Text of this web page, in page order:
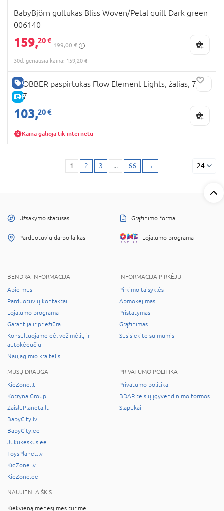
BabyBjörn gultukas Bliss Woven/Petal quilt Dark green
006140
159,20 €
199,00 €
30d. geriausia kaina: 159,20 €
GERA KAINA
E-KAINA
GLOBBER paspirtukas Flow Element Lights, žalias, 721-
307
103,20 €
Kaina galioja tik internetu
1 2 3 ... 66 → 24
Užsakymo statusas Grąžinimo forma
Parduotuvių darbo laikas Lojalumo programa
BENDRA INFORMACIJA
Apie mus
Parduotuvių kontaktai
Lojalumo programa
Garantija ir priežiūra
Konsultuojame dėl vežimėlių ir
autokėdučių
Naujagimio kraitelis
INFORMACIJA PIRKĖJUI
Pirkimo taisyklės
Apmokėjimas
Pristatymas
Grąžinimas
Susisiekite su mumis
MŪSŲ DRAUGAI
KidZone.lt
Kotryna Group
ZaisluPlaneta.lt
BabyCity.lv
BabyCity.ee
Jukukeskus.ee
ToysPlanet.lv
KidZone.lv
KidZone.ee
PRIVATUMO POLITIKA
Privatumo politika
BDAR teisių įgyvendinimo formos
Slapukai
NAUJIENLAIŠKIS
Kiekvieną mėnesį mes turime